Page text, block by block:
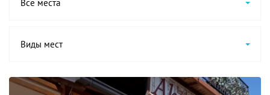
Все места
Виды мест